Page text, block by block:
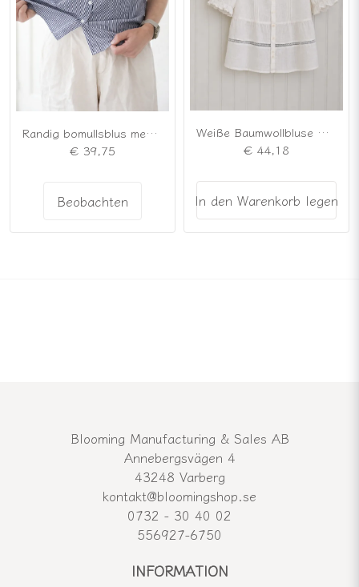
Randig bomullsblus med broderade detaljer
€ 39,75
Beobachten
Weiße Baumwollbluse mit Rundkragen
€ 44,18
In den Warenkorb legen
Blooming Manufacturing & Sales AB
Annebergsvägen 4
43248 Varberg
kontakt@bloomingshop.se
0732 - 30 40 02
556927-6750
INFORMATION